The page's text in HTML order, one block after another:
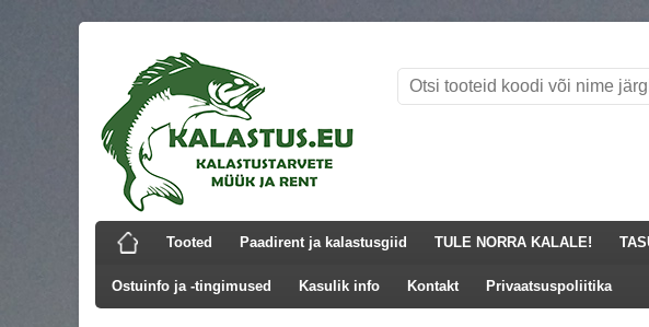
Tooted Paadirent ja kalastusgiid TULE NORRA KALALE!
Ostuinfo ja -tingimused Kasulik info Kontakt Privaatsuspoliitika